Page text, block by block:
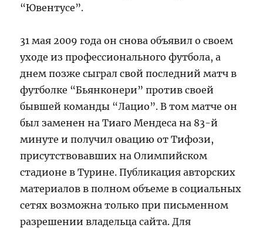
“Ювентусе”.
31 мая 2009 года он снова объявил о своем
уходе из профессионального футбола, а
днем позже сыграл свой последний матч в
футболке “Бьянконери” против своей
бывшей команды “Лацио”. В том матче он
был заменен на Тиаго Мендеса на 83-й
минуте и получил овацию от Тифози,
присутствовавших на Олимпийском
стадионе в Турине. Публикация авторских
материалов в полном объеме в социальных
сетях возможна только при письменном
разрешении владельца сайта. Для